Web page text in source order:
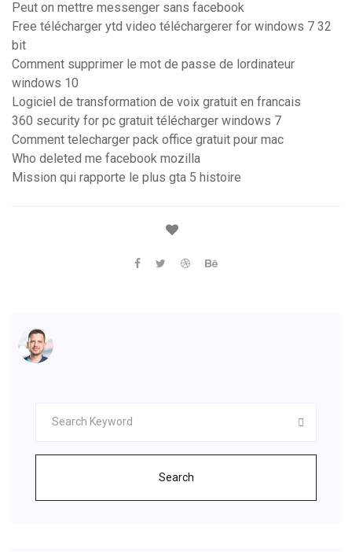
Peut on mettre messenger sans facebook
Free télécharger ytd video téléchargerer for windows 7 32
bit
Comment supprimer le mot de passe de lordinateur
windows 10
Logiciel de transformation de voix gratuit en francais
360 security for pc gratuit télécharger windows 7
Comment telecharger pack office gratuit pour mac
Who deleted me facebook mozilla
Mission qui rapporte le plus gta 5 histoire
Search